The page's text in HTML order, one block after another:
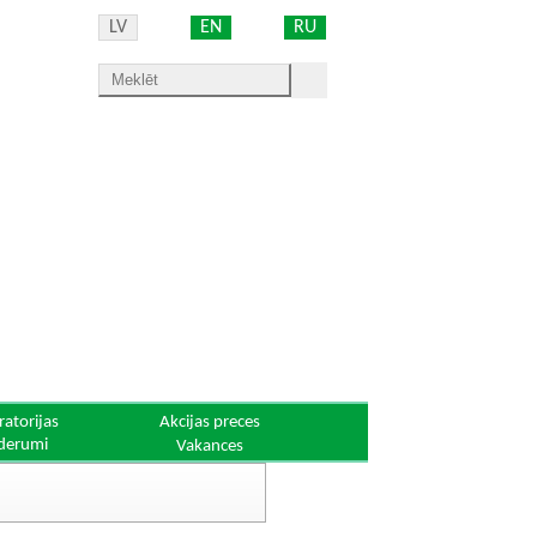
LV EN RU
Akcijas preces
Vakances